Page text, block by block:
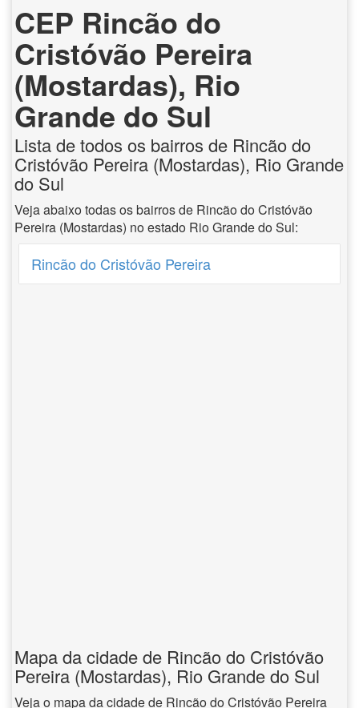
CEP Rincão do
Cristóvão Pereira
(Mostardas), Rio
Grande do Sul
Lista de todos os bairros de Rincão do
Cristóvão Pereira (Mostardas), Rio Grande
do Sul
Veja abaixo todas os bairros de Rincão do Cristóvão
Pereira (Mostardas) no estado Rio Grande do Sul:
Rincão do Cristóvão Pereira
Mapa da cidade de Rincão do Cristóvão
Pereira (Mostardas), Rio Grande do Sul
Veja o mapa da cidade de Rincão do Cristóvão Pereira